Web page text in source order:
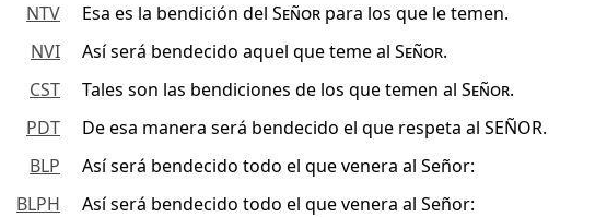
NTV
Esa es la bendición del Señor para los que le temen.
NVI
Así será bendecido aquel que teme al Señor.
CST
Tales son las bendiciones de los que temen al Señor.
PDT
De esa manera será bendecido el que respeta al SEÑOR.
BLP
Así será bendecido todo el que venera al Señor:
BLPH
Así será bendecido todo el que venera al Señor: